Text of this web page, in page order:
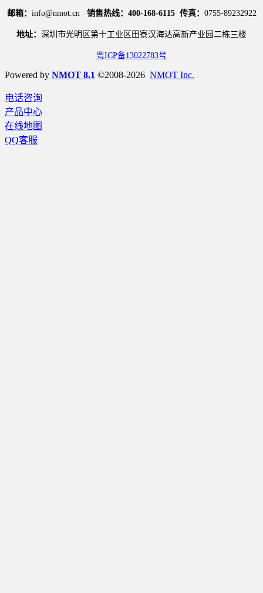
邮箱： info@nmot.cn 销售热线：400-168-6115 传真： 0755-89232922
地址： 深圳市光明区第十工业区田寮汉海达高新产业园二栋三楼
粤ICP备13022783号
Powered by NMOT 8.1 ©2008-2026 NMOT Inc.
电话咨询
产品中心
在线地图
QQ客服